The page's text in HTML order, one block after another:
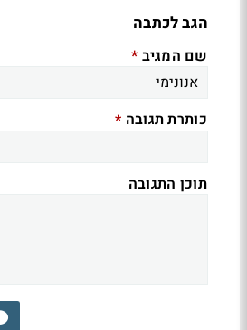
הגב לכתבה
שם המגיב *
כותרת תגובה *
תוכן התגובה